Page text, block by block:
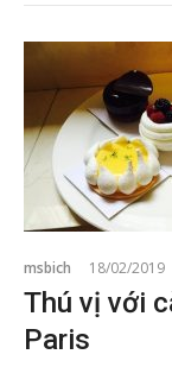
msbich 18/02/2019
Thú vị với
Paris